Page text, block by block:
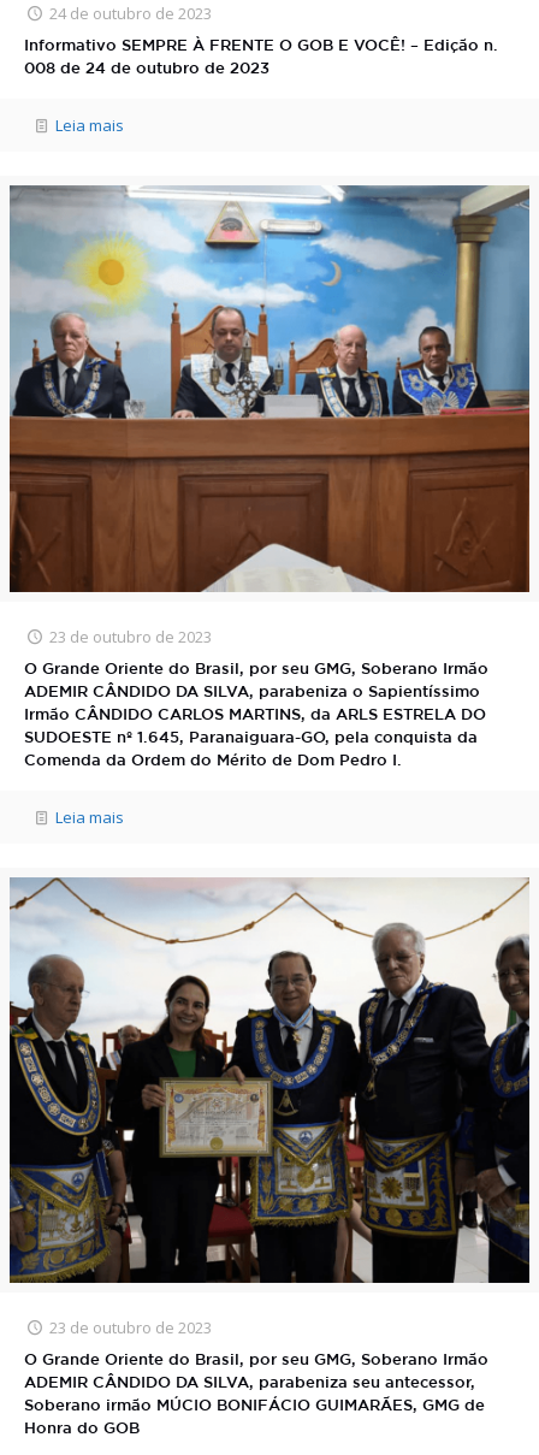
24 de outubro de 2023
Informativo SEMPRE À FRENTE O GOB E VOCÊ! – Edição n.
008 de 24 de outubro de 2023
Leia mais
23 de outubro de 2023
O Grande Oriente do Brasil, por seu GMG, Soberano Irmão
ADEMIR CÂNDIDO DA SILVA, parabeniza o Sapientíssimo
Irmão CÂNDIDO CARLOS MARTINS, da ARLS ESTRELA DO
SUDOESTE nº 1.645, Paranaiguara-GO, pela conquista da
Comenda da Ordem do Mérito de Dom Pedro I.
Leia mais
23 de outubro de 2023
O Grande Oriente do Brasil, por seu GMG, Soberano Irmão
ADEMIR CÂNDIDO DA SILVA, parabeniza seu antecessor,
Soberano irmão MÚCIO BONIFÁCIO GUIMARÃES, GMG de
Honra do GOB